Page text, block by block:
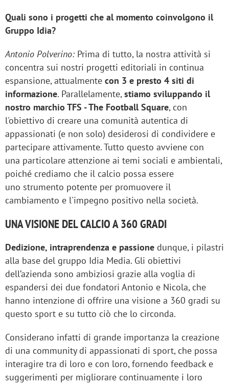
Quali sono i progetti che al momento coinvolgono il
Gruppo Idia?
Antonio Polverino: Prima di tutto, la nostra attività si
concentra sui nostri progetti editoriali in continua
espansione, attualmente con 3 e presto 4 siti di
informazione. Parallelamente,stiamo sviluppando il
nostro marchio TFS - The Football Square, con
l'obiettivo di creare una comunità autentica di
appassionati (e non solo) desiderosi di condividere e
partecipare attivamente. Tutto questo avviene con
una particolare attenzione ai temi sociali e ambientali,
poiché crediamo che il calcio possa essere
uno strumento potente per promuovere il
cambiamento e l'impegno positivo nella società.
UNA VISIONE DEL CALCIO A 360 GRADI
Dedizione, intraprendenza e passione dunque, i pilastri
alla base del gruppo Idia Media. Gli obiettivi
dell’azienda sono ambiziosi grazie alla voglia di
espandersi dei due fondatori Antonio e Nicola, che
hanno intenzione di offrire una visione a 360 gradi su
questo sport e su tutto ciò che lo circonda.
Considerano infatti di grande importanza la creazione
di una community di appassionati di sport, che possa
interagire tra di loro e con loro, fornendo feedback e
suggerimenti per migliorare continuamente i loro